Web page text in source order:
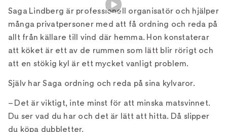
Saga Lindberg är professionell organisatör och hjälper
många privatpersoner med att få ordning och reda på
allt från källare till vind där hemma. Hon konstaterar
att köket är ett av de rummen som lätt blir rörigt och
att en stökig kyl är ett mycket vanligt problem.
Själv har Saga ordning och reda på sina kylvaror.
– Det är viktigt, inte minst för att minska matsvinnet.
Du ser vad du har och det är lätt att hitta. Då slipper
du köpa dubbletter.